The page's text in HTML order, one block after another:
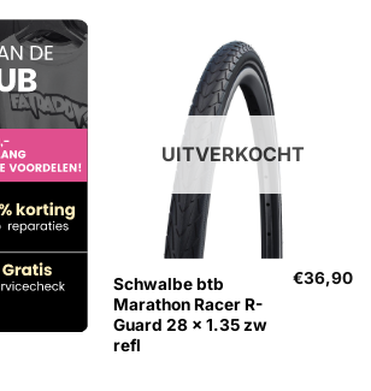
UITVERKOCHT
Schwalbe btb
Marathon Racer R-
Guard 28 x 1.35 zw
refl
€36,90